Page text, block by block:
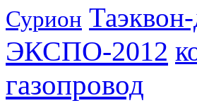
Сурион
ЭКСПО-2012
газопровод